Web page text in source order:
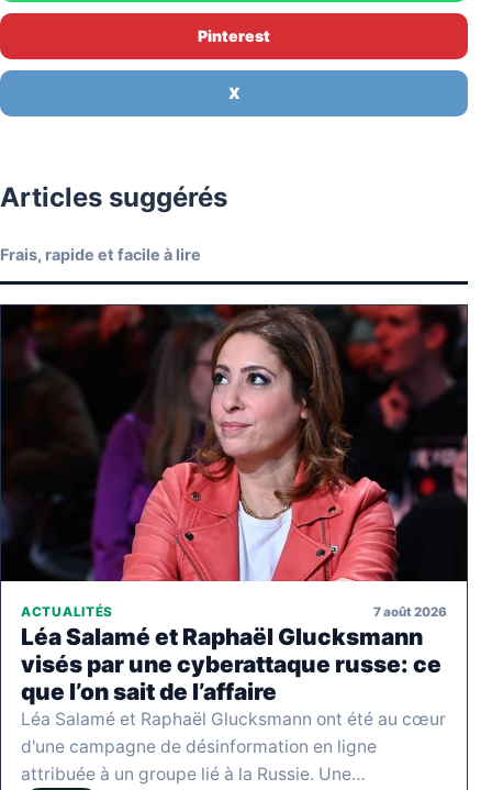
Pinterest
X
Articles suggérés
Frais, rapide et facile à lire
ACTUALITÉS 7 août 2026
Léa Salamé et Raphaël Glucksmann
visés par une cyberattaque russe: ce
que l’on sait de l’affaire
Léa Salamé et Raphaël Glucksmann ont été au cœur
d'une campagne de désinformation en ligne
attribuée à un groupe lié à la Russie. Une…